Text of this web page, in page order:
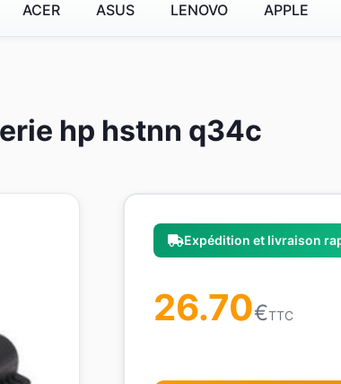
ACER ASUS LENOVO APPLE
hp hstnn q34c
Expédition et livraison
26.70€TTC